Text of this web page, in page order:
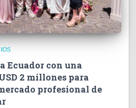
Ecuador con una
2 millones para
profesional de